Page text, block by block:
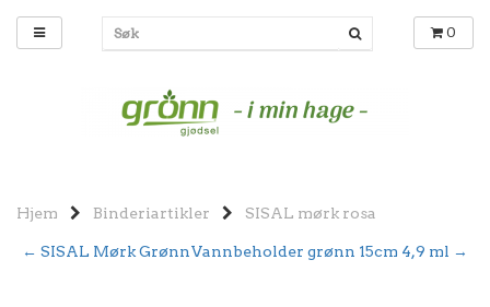
0
Hjem Binderiartikler SISAL mørk rosa
Vannbeholder grønn 15cm 4,9 ml →
← SISAL Mørk Grønn